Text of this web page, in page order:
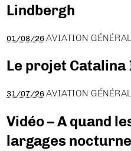
Lindbergh
01/08/26 AVIATION
Le projet
31/07/26 AVIATION
Vidéo – A quand
largages